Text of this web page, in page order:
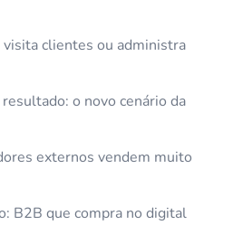
clientes ou administra
o novo cenário da
externos vendem muito
B2B que compra no digital